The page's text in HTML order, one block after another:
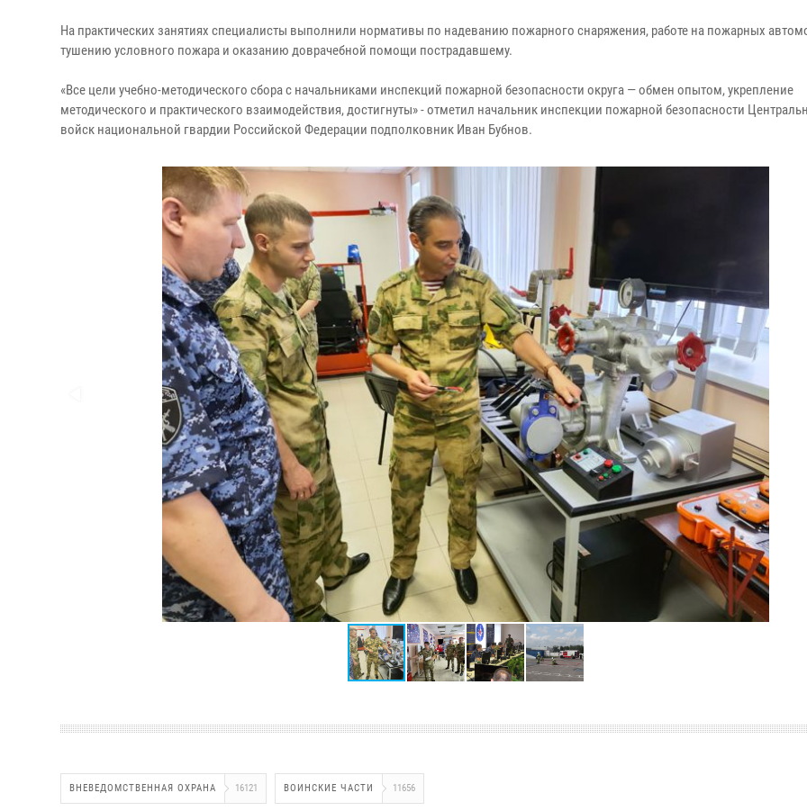
На практических занятиях специалисты выполнили нормативы по надеванию пожарного снаряжения, работе на пожарных
тушению условного пожара и оказанию доврачебной помощи пострадавшему.
«Все цели учебно-методического сбора с начальниками инспекций пожарной безопасности округа — обмен опытом, укрепление
методического и практического взаимодействия, достигнуты» - отметил начальник инспекции пожарной безопасности
войск национальной гвардии Российской Федерации подполковник Иван Бубнов.
ВНЕВЕДОМСТВЕННАЯ ОХРАНА 16121 ВОИНСКИЕ ЧАСТИ 11656